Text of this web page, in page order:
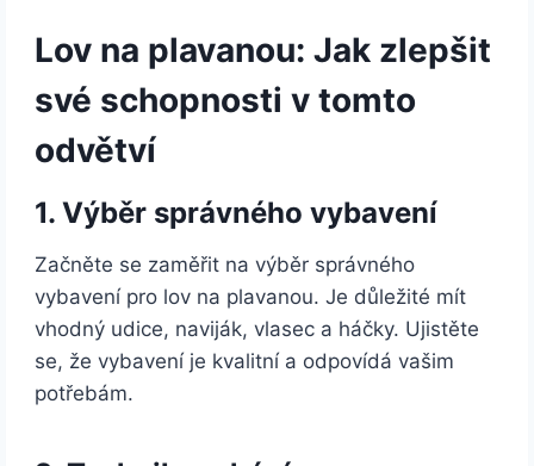
Lov na plavanou: Jak zlepšit
své schopnosti v tomto
odvětví
1. Výběr správného vybavení
Začněte se zaměřit na výběr správného
vybavení pro lov na plavanou. Je důležité mít
vhodný udice, naviják, vlasec a háčky. Ujistěte
se, že vybavení je kvalitní a odpovídá vašim
potřebám.